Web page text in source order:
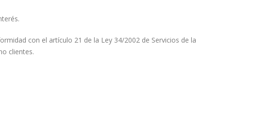
con el artículo 21 de la Ley 34/2002 de Servicios de la
clientes.